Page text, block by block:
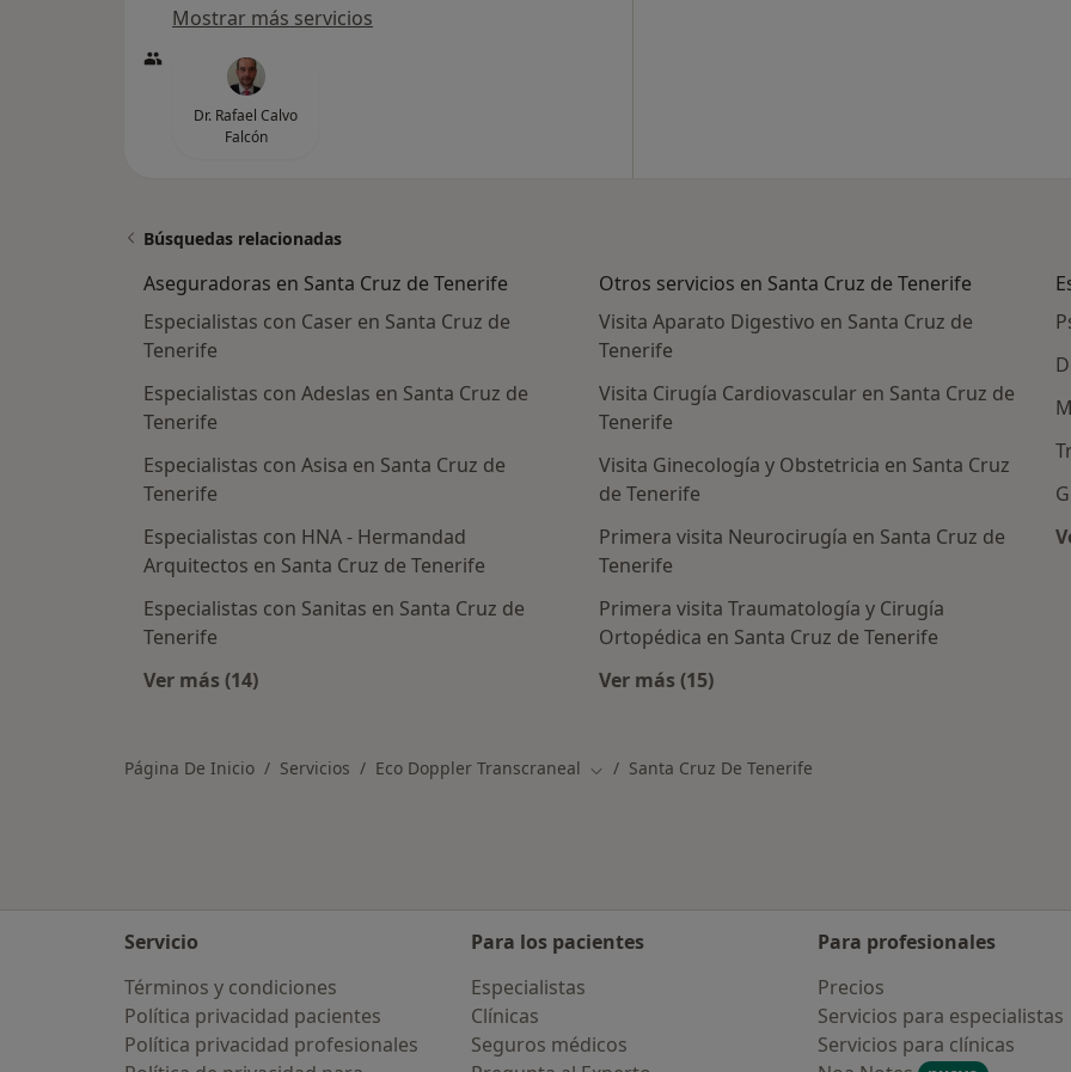
Mostrar más servicios
Dr. Rafael Calvo
Falcón
Búsquedas relacionadas
Aseguradoras en Santa Cruz de Tenerife
Especialistas con Caser en Santa Cruz de
Tenerife
Especialistas con Adeslas en Santa Cruz de
Tenerife
Especialistas con Asisa en Santa Cruz de
Tenerife
Especialistas con HNA - Hermandad
Arquitectos en Santa Cruz de Tenerife
Especialistas con Sanitas en Santa Cruz de
Tenerife
Ver más (14)
Otros servicios en Santa Cruz de Tenerife
Visita Aparato Digestivo en Santa Cruz de
Tenerife
Visita Cirugía Cardiovascular en Santa Cruz de
Tenerife
Visita Ginecología y Obstetricia en Santa Cruz
de Tenerife
Primera visita Neurocirugía en Santa Cruz de
Tenerife
Primera visita Traumatología y Cirugía
Ortopédica en Santa Cruz de Tenerife
Ver más (15)
Página De Inicio Servicios Eco Doppler Transcraneal Cambiar de ciudad
Santa Cruz De Tenerife
Servicio
Términos y condiciones
Política privacidad pacientes
Política privacidad profesionales
Para los pacientes
Especialistas
Clínicas
Seguros médicos
Para profesionales
Precios
Servicios para especialistas
Servicios para clínicas